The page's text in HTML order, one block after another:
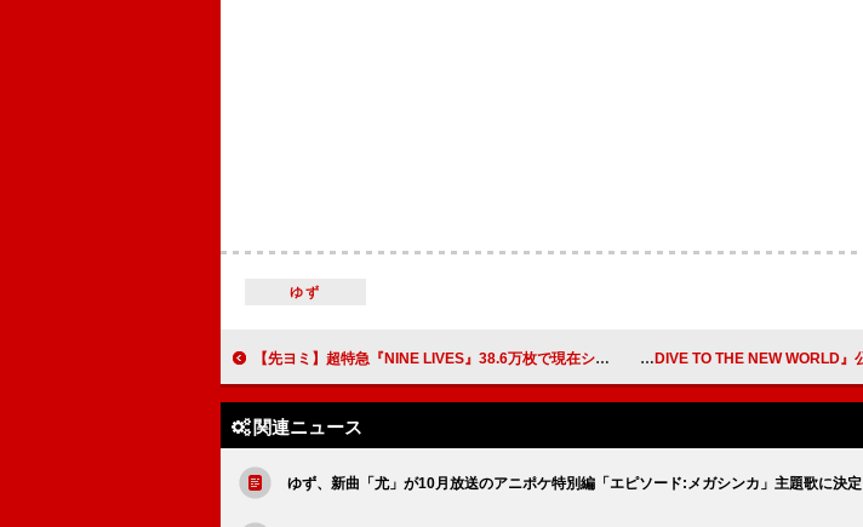
ゆず
【先ヨミ】超特急『NINE LIVES』38.6万枚で現在シングル首位走行中 SKE48／米津玄師が続く 小嶋陽菜が登場、SKY-HIと経営者同士ならではの『DIVE TO
関連ニュース
ゆず、新曲「尤」が10月放送のアニポケ特別編「エピソード:メガシンカ」主題歌に決定